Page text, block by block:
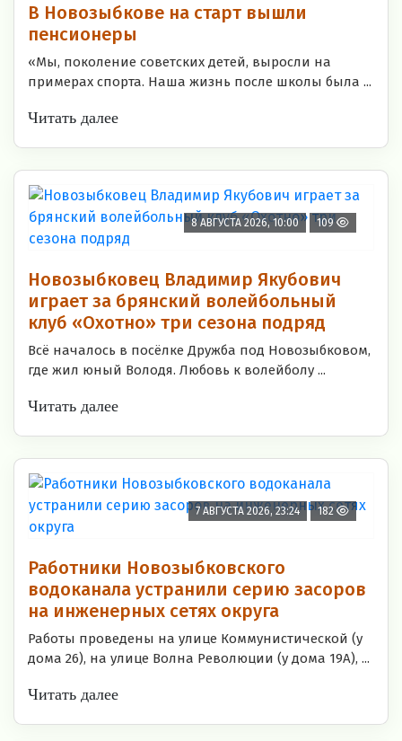
В Новозыбкове на старт вышли
пенсионеры
«Мы, поколение советских детей, выросли на
примерах спорта. Наша жизнь после школы была ...
Читать далее
8 АВГУСТА 2026, 10:00 109
Новозыбковец Владимир Якубович
играет за брянский волейбольный
клуб «Охотно» три сезона подряд
Всё началось в посёлке Дружба под Новозыбковом,
где жил юный Володя. Любовь к волейболу ...
Читать далее
7 АВГУСТА 2026, 23:24 182
Работники Новозыбковского
водоканала устранили серию засоров
на инженерных сетях округа
Работы проведены на улице Коммунистической (у
дома 26), на улице Волна Революции (у дома 19А), ...
Читать далее